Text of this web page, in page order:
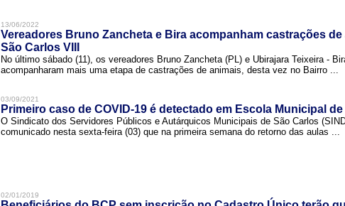
13/06/2022
Vereadores Bruno Zancheta e Bira acompanham castrações
São Carlos VIII
No último sábado (11), os vereadores Bruno Zancheta (PL) e Ubirajara Teixeira -
acompanharam mais uma etapa de castrações de animais, desta vez no Bairro ...
03/09/2021
Primeiro caso de COVID-19 é detectado em Escola Municipal
O Sindicato dos Servidores Públicos e Autárquicos Municipais de São Carlos
comunicado nesta sexta-feira (03) que na primeira semana do retorno das aulas ...
02/01/2019